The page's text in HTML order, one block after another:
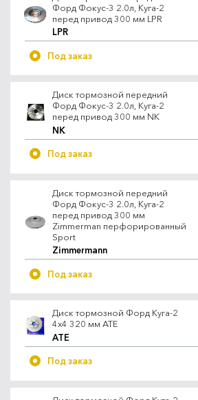
Форд Фокус-3 2.0л, Куга-2
перед привод 300 мм LPR
LPR
Под заказ
Диск тормозной передний
Форд Фокус-3 2.0л, Куга-2
перед привод 300 мм NK
NK
Под заказ
Диск тормозной передний
Форд Фокус-3 2.0л, Куга-2
перед привод 300 мм
Zimmerman перфорированный
Sport
Zimmermann
Под заказ
Диск тормозной Форд Куга-2
4х4 320 мм ATE
ATE
Под заказ